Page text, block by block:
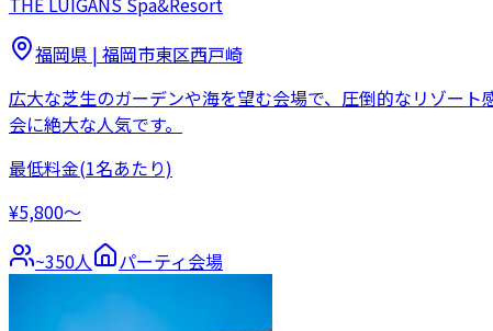
福岡県 | 福岡市東区西戸崎
広大な芝生のガーデンや海を望む会場で、圧倒的なリゾー
会に絶大な人気です。
最低料金(1名あたり)
¥5,800〜
~350人 パーティ会場